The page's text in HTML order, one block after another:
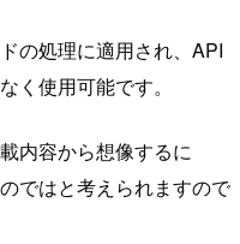
の処理に適用され、API
く使用可能です。
内容から想像するに
ではと考えられますので